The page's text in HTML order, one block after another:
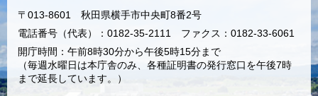
〒013-8601 秋田県横手市中央町8番2号
電話番号（代表）：0182-35-2111 ファクス：0182-33-6061
開庁時間：午前8時30分から午後5時15分まで
（毎週水曜日は本庁舎のみ、各種証明書の発行窓口を午後7時
まで延長しています。）